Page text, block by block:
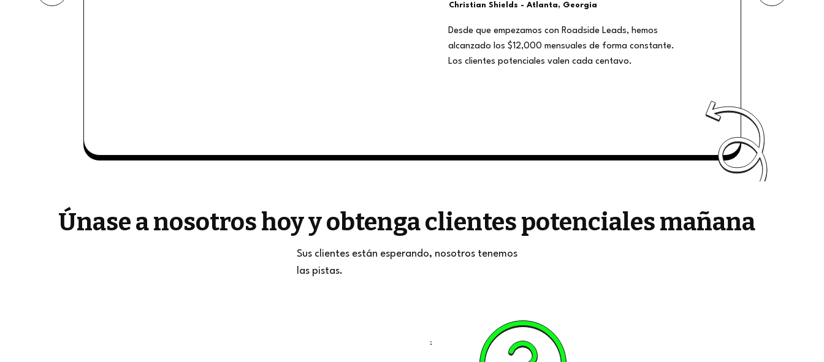
Christian Shields - Atlanta, Georgia
Desde que empezamos con Roadside Leads, hemos
alcanzado los $12,000 mensuales de forma constante.
Los clientes potenciales valen cada centavo.
Únase a nosotros hoy y obtenga clientes potenciales mañana
Sus clientes están esperando, nosotros tenemos
las pistas.